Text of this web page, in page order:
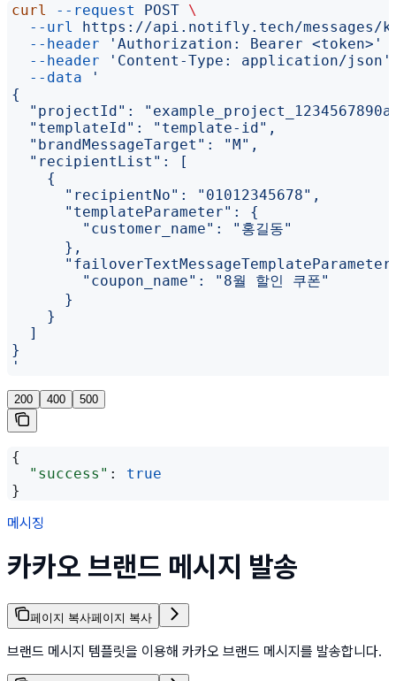
curl --request POST \
  --url
https://api.notifly.tech/messages/
  --header
'Authorization: Bearer <token>'
  --header
'Content-Type: application/json'
  --data
'
{
"projectId":
  "templateId": "template-id",
  "brandMessageTarget": "M",
  "recipientList": [
    {
      "recipientNo": "01012345678",
      "templateParameter": {
        "customer_name": "홍길동"
      },
        "coupon_name": "8월 할인 쿠폰"
      }
    }
  ]
}
'
200 400 500
{
  "success"
: true
}
메시징
카카오 브랜드 메시지 발송
페이지 복사페이지 복사
브랜드 메시지 템플릿을 이용해 카카오 브랜드 메시지를 발송합니다.